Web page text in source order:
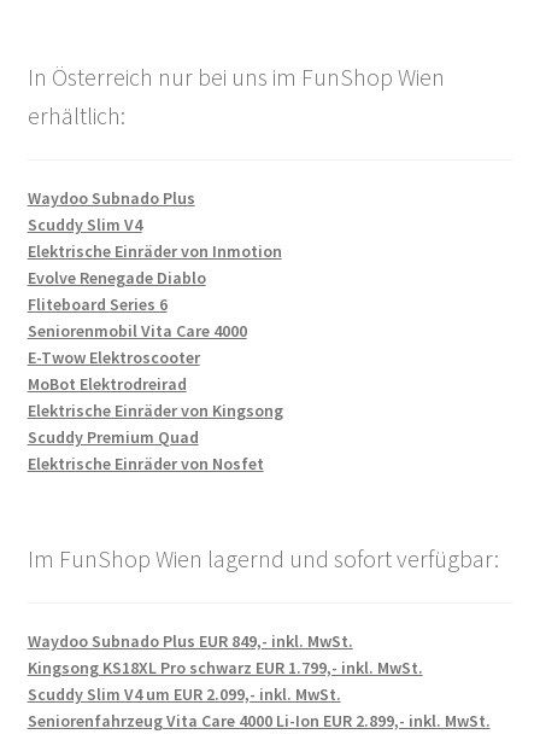
In Österreich nur bei uns im FunShop Wien
erhältlich:
Waydoo Subnado Plus
Scuddy Slim V4
Elektrische Einräder von Inmotion
Evolve Renegade Diablo
Fliteboard Series 6
Seniorenmobil Vita Care 4000
E-Twow Elektroscooter
MoBot Elektrodreirad
Elektrische Einräder von Kingsong
Scuddy Premium Quad
Elektrische Einräder von Nosfet
Im FunShop Wien lagernd und sofort verfügbar:
Waydoo Subnado Plus EUR 849,- inkl. MwSt.
Kingsong KS18XL Pro schwarz EUR 1.799,- inkl. MwSt.
Scuddy Slim V4 um EUR 2.099,- inkl. MwSt.
Seniorenfahrzeug Vita Care 4000 Li-Ion EUR 2.899,- inkl. MwSt.